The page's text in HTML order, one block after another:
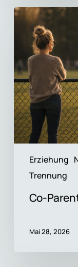
Erziehung
Trennung
Co-
Parenting
Parallel
Parenting
Co-
Mai 28, 2026